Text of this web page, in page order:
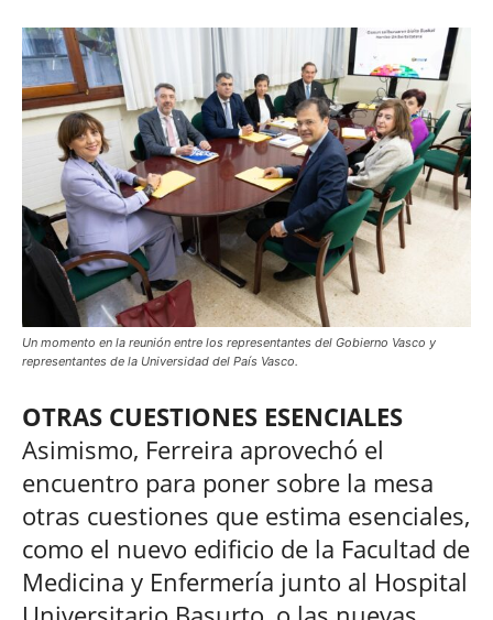
Un momento en la reunión entre los representantes del Gobierno Vasco y
representantes de la Universidad del País Vasco.
OTRAS CUESTIONES ESENCIALES
Asimismo, Ferreira aprovechó el
encuentro para poner sobre la mesa
otras cuestiones que estima esenciales,
como el nuevo edificio de la Facultad de
Medicina y Enfermería junto al Hospital